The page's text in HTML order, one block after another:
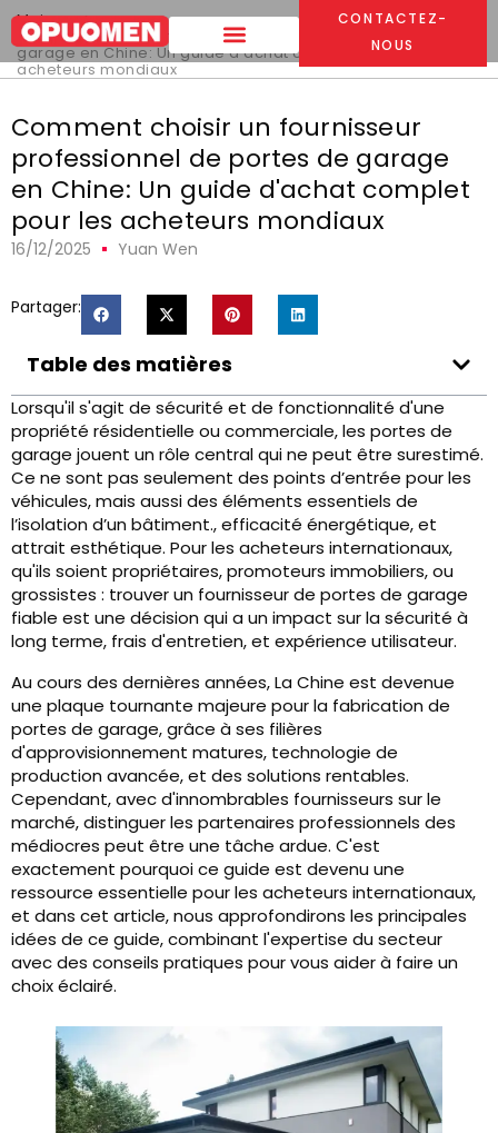
CONTACTEZ-
NOUS
Maison >
Comment choisir un fournisseur professionnel de portes de
garage en Chine: Un guide d'achat complet pour les
acheteurs mondiaux
Comment choisir un fournisseur
professionnel de portes de garage
en Chine: Un guide d'achat complet
pour les acheteurs mondiaux
16/12/2025 Yuan Wen
Partager:
Table des matières
Lorsqu'il s'agit de sécurité et de fonctionnalité d'une
propriété résidentielle ou commerciale, les portes de
garage jouent un rôle central qui ne peut être surestimé.
Ce ne sont pas seulement des points d’entrée pour les
véhicules, mais aussi des éléments essentiels de
l’isolation d’un bâtiment., efficacité énergétique, et
attrait esthétique. Pour les acheteurs internationaux,
qu'ils soient propriétaires, promoteurs immobiliers, ou
grossistes : trouver un fournisseur de portes de garage
fiable est une décision qui a un impact sur la sécurité à
long terme, frais d'entretien, et expérience utilisateur.
Au cours des dernières années, La Chine est devenue
une plaque tournante majeure pour la fabrication de
portes de garage, grâce à ses filières
d'approvisionnement matures, technologie de
production avancée, et des solutions rentables.
Cependant, avec d'innombrables fournisseurs sur le
marché, distinguer les partenaires professionnels des
médiocres peut être une tâche ardue. C'est
exactement pourquoi ce guide est devenu une
ressource essentielle pour les acheteurs internationaux,
et dans cet article, nous approfondirons les principales
idées de ce guide, combinant l'expertise du secteur
avec des conseils pratiques pour vous aider à faire un
choix éclairé.